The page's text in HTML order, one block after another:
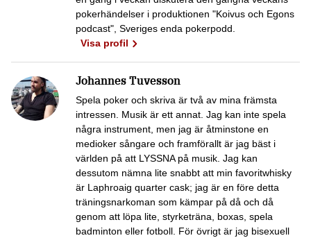
pokerhändelser i produktionen "Koivus och Egons
podcast", Sveriges enda pokerpodd.
Visa profil
Johannes Tuvesson
Spela poker och skriva är två av mina främsta
intressen. Musik är ett annat. Jag kan inte spela
några instrument, men jag är åtminstone en
medioker sångare och framförallt är jag bäst i
världen på att LYSSNA på musik. Jag kan
dessutom nämna lite snabbt att min favoritwhisky
är Laphroaig quarter cask; jag är en före detta
träningsnarkoman som kämpar på då och då
genom att löpa lite, styrketräna, boxas, spela
badminton eller fotboll. För övrigt är jag bisexuell